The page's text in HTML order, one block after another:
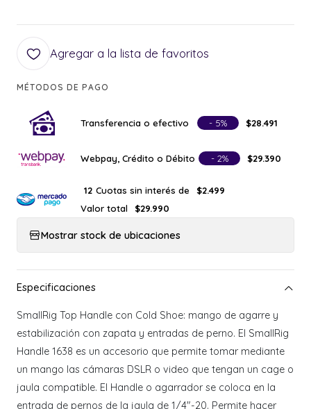
Agregar a la lista de favoritos
MÉTODOS DE PAGO
Transferencia o efectivo - 5% $28.491
Webpay, Crédito o Débito - 2% $29.390
12 Cuotas sin interés de
$2.499
Valor total
$29.990
Mostrar stock de ubicaciones
SmallRig Top Handle con Cold Shoe: mango de agarre y
estabilización con zapata y entradas de perno. El SmallRig
Handle 1638 es un accesorio que permite tomar mediante
un mango las cámaras DSLR o video que tengan un cage o
jaula compatible. El Handle o agarrador se coloca en la
entrada de pernos de la jaula de 1/4"-20. Permite hacer